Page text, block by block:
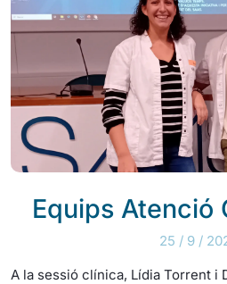
Equips Atenció
25 / 9 /
A la sessió clínica, Lídia Torrent i